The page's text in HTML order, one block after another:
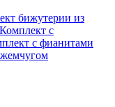
бижутерии из
Комплект с
с фианитами